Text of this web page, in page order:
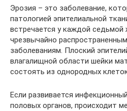
Эрозия – это заболевание,
патологией эпителиальной
встречается у каждой
чрезвычайно
заболеваниям. Плоский
влагалищной области шейки
состоять из однородных
Если развивается
половых органов, происходит